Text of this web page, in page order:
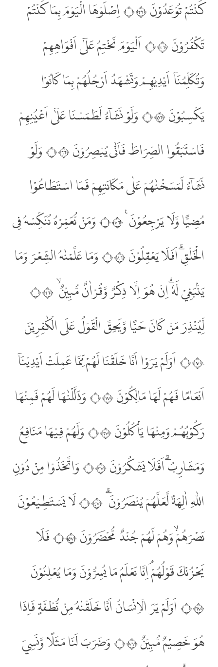
كُنْتُمْ تُوْعَدُوْنَ ۝٦٣ اِصْلَوْهَا الْيَوْمَ بِمَا كُنْتُمْ
تَكْفُرُوْنَ ۝٦٤ اَلْيَوْمَ نَخْتِمُ عَلٰٓى اَفْوَاهِهِمْ
وَتُكَلِّمُنَآ اَيْدِيْهِمْ وَتَشْهَدُ اَرْجُلُهُمْ بِمَا كَانُوْا
يَكْسِبُوْنَ ۝٦٥ وَلَوْ نَشَاۤءُ لَطَمَسْنَا عَلٰٓى اَعْيُنِهِمْ
فَاسْتَبَقُوا الصِّرَاطَ فَاَنّٰى يُبْصِرُوْنَ ۝٦٦ وَلَوْ
نَشَاۤءُ لَمَسَخْنٰهُمْ عَلٰى مَكَانَتِهِمْ فَمَا اسْتَطَاعُوْا
مُضِيًّا وَّلَا يَرْجِعُوْنَ ࣖ ۝٦٧ وَمَنْ نُّعَمِّرْهُ نُنَكِّسْهُ فِى
الْخَلْقِۗ اَفَلَا يَعْقِلُوْنَ ۝٦٨ وَمَا عَلَّمْنٰهُ الشِّعْرَ وَمَا
يَنْۢبَغِيْ لَهٗ ۗاِنْ هُوَ اِلَّا ذِكْرٌ وَّقُرْاٰنٌ مُّبِيْنٌ ۙ ۝٦٩
لِّيُنْذِرَ مَنْ كَانَ حَيًّا وَّيَحِقَّ الْقَوْلُ عَلَى الْكٰفِرِيْنَ
۝٧٠ اَوَلَمْ يَرَوْا اَنَّا خَلَقْنَا لَهُمْ مِّمَّا عَمِلَتْ اَيْدِيْنَآ
اَنْعَامًا فَهُمْ لَهَا مَالِكُوْنَ ۝٧١ وَذَلَّلْنٰهَا لَهُمْ فَمِنْهَا
رَكُوْبُهُمْ وَمِنْهَا يَأْكُلُوْنَ ۝٧٢ وَلَهُمْ فِيْهَا مَنَافِعُ
وَمَشَارِبُۗ اَفَلَا يَشْكُرُوْنَ ۝٧٣ وَاتَّخَذُوْا مِنْ دُوْنِ
اللّٰهِ اٰلِهَةً لَّعَلَّهُمْ يُنْصَرُوْنَ ۗ ۝٧٤ لَا يَسْتَطِيْعُوْنَ
نَصْرَهُمْۙ وَهُمْ لَهُمْ جُنْدٌ مُّحْضَرُوْنَ ۝٧٥ فَلَا
يَحْزُنْكَ قَوْلُهُمْ ۘاِنَّا نَعْلَمُ مَا يُسِرُّوْنَ وَمَا يُعْلِنُوْنَ
۝٧٦ اَوَلَمْ يَرَ الْاِنْسَانُ اَنَّا خَلَقْنٰهُ مِنْ نُّطْفَةٍ فَاِذَا
هُوَ خَصِيْمٌ مُّبِيْنٌ ۝٧٧ وَضَرَبَ لَنَا مَثَلًا وَّنَسِيَ